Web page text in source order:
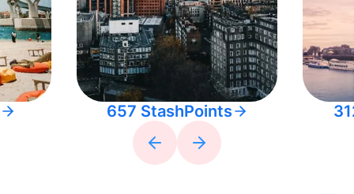
657 StashPoints